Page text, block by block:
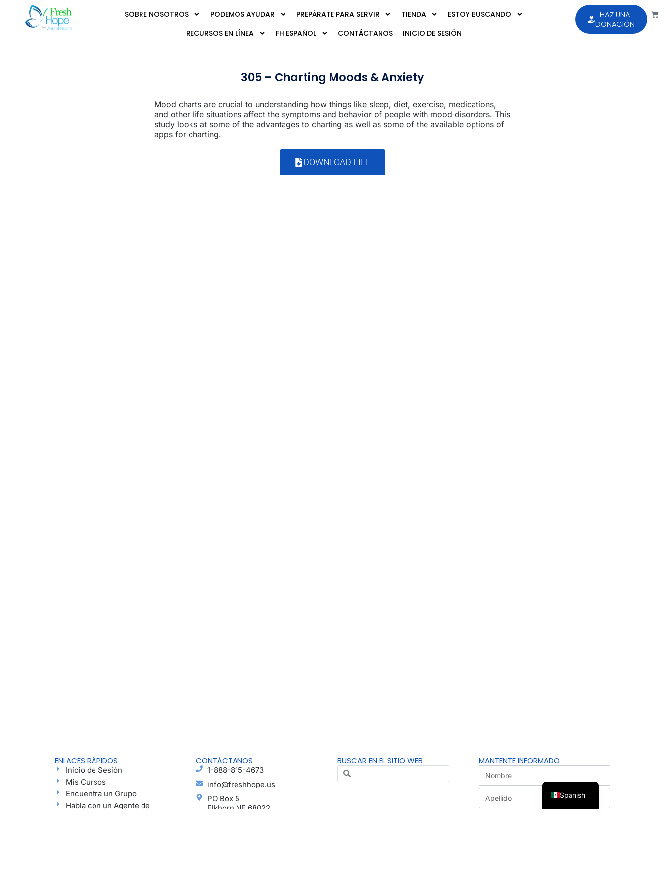
SOBRE NOSOTROS PODEMOS AYUDAR PREPÁRATE PARA SERVIR TIENDA
ESTOY BUSCANDO
RECURSOS EN LÍNEA
FH ESPAÑOL CONTÁCTANOS INICIO DE SESIÓN
HAZ UNA
DONACIÓN
305 – Charting Moods & Anxiety
Mood charts are crucial to understanding how things like sleep, diet, exercise, medications,
and other life situations affect the symptoms and behavior of people with mood disorders. This
study looks at some of the advantages to charting as well as some of the available options of
apps for charting.
DOWNLOAD FILE
ENLACES RÁPIDOS
Inicio de Sesión
Mis Cursos
Encuentra un Grupo
Habla con un Agente de
CONTÁCTANOS
1-888-815-4673
info@freshhope.us
PO Box 5
Elkhorn NE 68022
BUSCAR EN EL SITIO WEB MANTENTE INFORMADO
Spanish